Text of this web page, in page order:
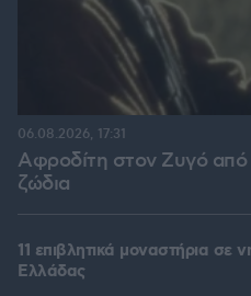
Αφροδίτη στον Ζυγό
ζώδια
06.08.2026, 17:31
11 επιβλητικά μοναστήρια σε
Ελλάδας